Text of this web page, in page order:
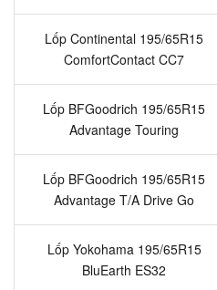
Lốp Continental 195/65R15
ComfortContact CC7
Lốp BFGoodrich 195/65R15
Advantage Touring
Lốp BFGoodrich 195/65R15
Advantage T/A Drive Go
Lốp Yokohama 195/65R15
BluEarth ES32